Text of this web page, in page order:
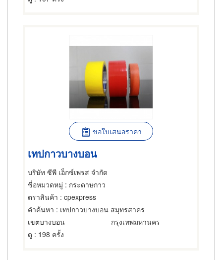
ขอใบเสนอราคา
เทปกาวบางบอน
บริษัท ซีพี เอ็กซ์เพรส จำกัด
ชื่อหมวดหมู่ : กระดาษกาว
ตราสินค้า : cpexpress
คำค้นหา : เทปกาวบางบอน สมุทรสาคร
เขตบางบอน
กรุงเทพมหานคร
ดู : 198 ครั้ง